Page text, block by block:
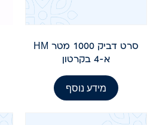
סרט דביק 1000 מטר HM
א-4 בקרטון
מידע נוסף